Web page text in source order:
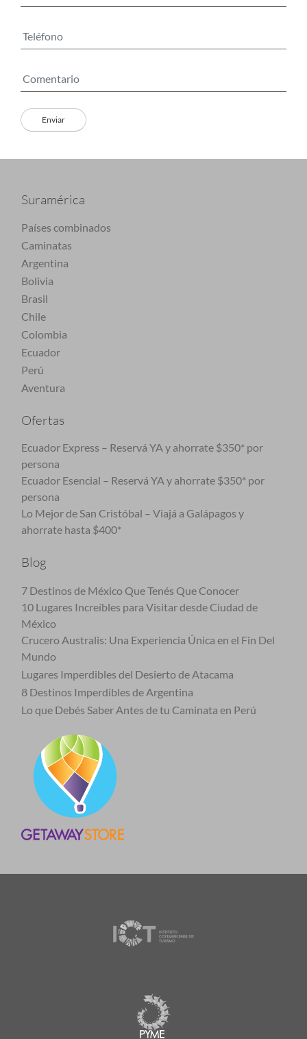
Suramérica
Países combinados
Caminatas
Argentina
Bolivia
Brasil
Chile
Colombia
Ecuador
Perú
Aventura
Ofertas
Ecuador Express – Reservá YA y ahorrate $350* por
persona
Ecuador Esencial – Reservá YA y ahorrate $350* por
persona
Lo Mejor de San Cristóbal – Viajá a Galápagos y
ahorrate hasta $400*
Blog
7 Destinos de México Que Tenés Que Conocer
10 Lugares Increíbles para Visitar desde Ciudad de
México
Crucero Australis: Una Experiencia Única en el Fin Del
Mundo
Lugares Imperdibles del Desierto de Atacama
8 Destinos Imperdibles de Argentina
Lo que Debés Saber Antes de tu Caminata en Perú